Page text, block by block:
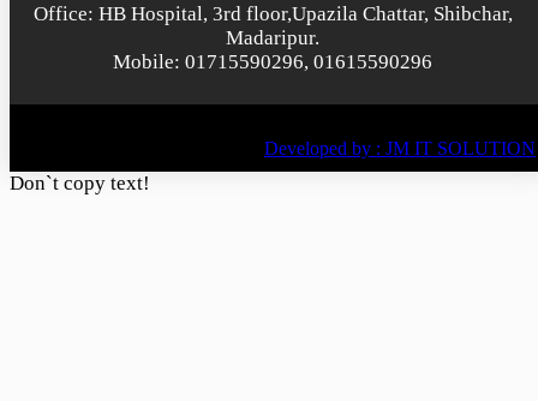
Office: HB Hospital, 3rd floor,Upazila Chattar, Shibchar,
Madaripur.
Mobile: 01715590296, 01615590296
Developed by : JM IT SOLUTION
Don`t copy text!